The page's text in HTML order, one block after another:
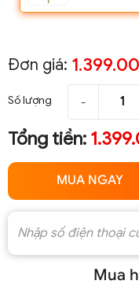
Đơn giá:
Số lượng -
Tổng tiền:
MUA NGAY
Mua